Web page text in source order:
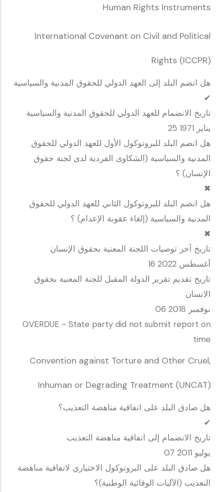
Human Rights Instruments
International Covenant on Civil and Political
Rights (ICCPR)
هل انضم البلد إلى العهد الدولي للحقوق المدنية والسياسية
✔
تاريخ الانضمام للعهد الدولي للحقوق المدنية والسياسية
25 يناير 1971
هل انضم البلد للبروتوكول الأول للعهد الدولي للحقوق
المدنية والسياسية (الشكاوى الفردية لدى لجنة حقوق
الإنسان) ؟
✖
هل انضم البلد للبروتوكول الثاني للعهد الدولي للحقوق
المدنية والسياسية (إلغاء عقوبة الإعدام) ؟
✖
تاريخ آخر توصيات اللجنة المعنية بحقوق الإنسان
16 أغسطس 2022
تاريخ تقديم تقرير الدولة المقبل للجنة المعنية بحقوق
الانسان
06 نوفمبر 2018
OVERDUE - State party did not submit report on
time
Convention against Torture and Other Cruel,
Inhuman or Degrading Treatment (UNCAT)
هل صادق البلد على اتفاقية مناهضة التعذيب؟
✔
تاريخ الانضمام إلى اتفاقية مناهضة التعذيب
07 يوليو 2011
هل صادق البلد على البروتوكول الاختياري لاتفاقية مناهضة
التعذيب (الآليات الوقائية الوطنية)؟